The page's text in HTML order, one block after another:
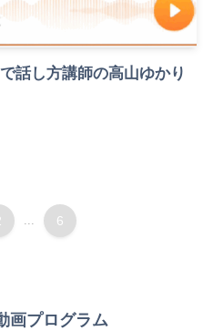
話し方講師の高山ゆかり
... 6
画プログラム